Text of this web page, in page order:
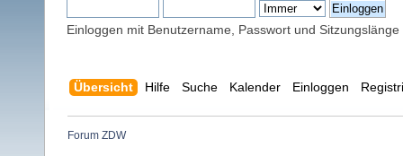
Einloggen mit Benutzername, Passwort und Sitzungslänge
Übersicht Hilfe Suche Kalender Einloggen
Forum ZDW